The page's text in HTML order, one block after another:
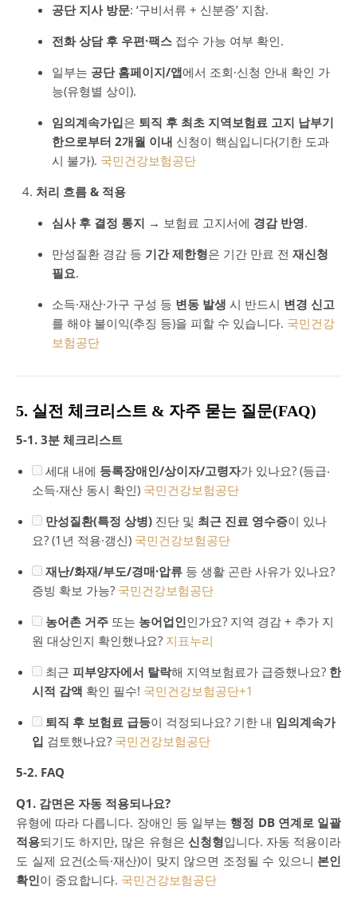
공단 지사 방문: ‘구비서류 + 신분증’ 지참.
전화 상담 후 우편·팩스 접수 가능 여부 확인.
일부는 공단 홈페이지/앱에서 조회·신청 안내 확인 가
능(유형별 상이).
임의계속가입은 퇴직 후 최초 지역보험료 고지 납부기
한으로부터 2개월 이내 신청이 핵심입니다(기한 도과
시 불가). 국민건강보험공단
처리 흐름 & 적용
심사 후 결정 통지 → 보험료 고지서에 경감 반영.
만성질환 경감 등 기간 제한형은 기간 만료 전 재신청
필요.
소득·재산·가구 구성 등 변동 발생 시 반드시 변경 신고
를 해야 불이익(추징 등)을 피할 수 있습니다. 국민건강
보험공단
5. 실전 체크리스트 & 자주 묻는 질문(FAQ)
5-1. 3분 체크리스트
세대 내에 등록장애인/상이자/고령자가 있나요? (등급‧
소득‧재산 동시 확인) 국민건강보험공단
만성질환(특정 상병) 진단 및 최근 진료 영수증이 있나
요? (1년 적용·갱신) 국민건강보험공단
재난/화재/부도/경매·압류 등 생활 곤란 사유가 있나요?
증빙 확보 가능? 국민건강보험공단
농어촌 거주 또는 농어업인인가요? 지역 경감 + 추가 지
원 대상인지 확인했나요? 지표누리
최근 피부양자에서 탈락해 지역보험료가 급증했나요? 한
시적 감액 확인 필수! 국민건강보험공단+1
퇴직 후 보험료 급등이 걱정되나요? 기한 내 임의계속가
입 검토했나요? 국민건강보험공단
5-2. FAQ
Q1. 감면은 자동 적용되나요?
유형에 따라 다릅니다. 장애인 등 일부는 행정 DB 연계로 일괄
적용되기도 하지만, 많은 유형은 신청형입니다. 자동 적용이라
도 실제 요건(소득·재산)이 맞지 않으면 조정될 수 있으니 본인
확인이 중요합니다. 국민건강보험공단